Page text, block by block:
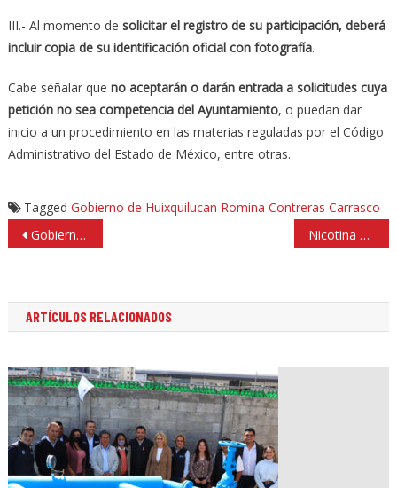
III.- Al momento de solicitar el registro de su participación, deberá
incluir copia de su identificación oficial con fotografía.
Cabe señalar que no aceptarán o darán entrada a solicitudes cuya
petición no sea competencia del Ayuntamiento, o puedan dar
inicio a un procedimiento en las materias reguladas por el Código
Administrativo del Estado de México, entre otras.
Tagged Gobierno de Huixquilucan Romina Contreras Carrasco
Navegación
de
Gobierno de Naucalpan impulsa emprendimiento Nicotina del tabaco, más adictiva que la cocaína y la heroína
ARTÍCULOS RELACIONADOS